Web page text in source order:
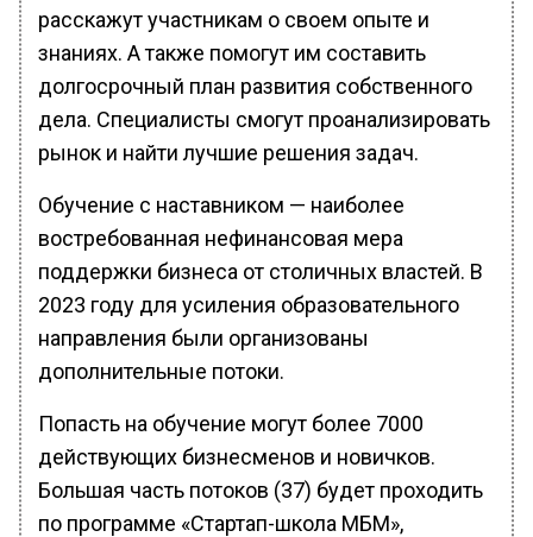
расскажут участникам о своем опыте и
знаниях. А также помогут им составить
долгосрочный план развития собственного
дела. Специалисты смогут проанализировать
рынок и найти лучшие решения задач.
Обучение с наставником — наиболее
востребованная нефинансовая мера
поддержки бизнеса от столичных властей. В
2023 году для усиления образовательного
направления были организованы
дополнительные потоки.
Попасть на обучение могут более 7000
действующих бизнесменов и новичков.
Большая часть потоков (37) будет проходить
по программе «Стартап-школа МБМ»,